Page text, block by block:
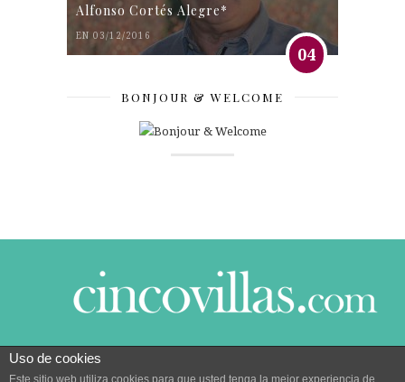
Alfonso Cortés Alegre*
EN 03/12/2016
04
BONJOUR & WELCOME
© 2014 CINCO VILLAS CONTIGO DESDE EL AÑO
Uso de cookies
Este sitio web utiliza cookies para que usted tenga la mejor experiencia de